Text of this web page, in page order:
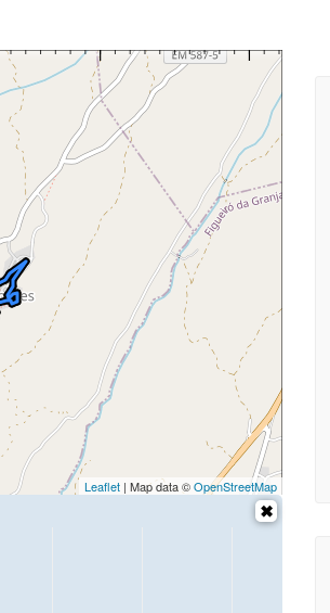
Leaflet | Map data ©OpenStreetMap